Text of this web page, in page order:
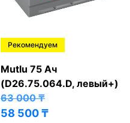
Рекомендуем
Mutlu 75 Ач
(D26.75.064.D, левый+)
63 000₸
58 500₸